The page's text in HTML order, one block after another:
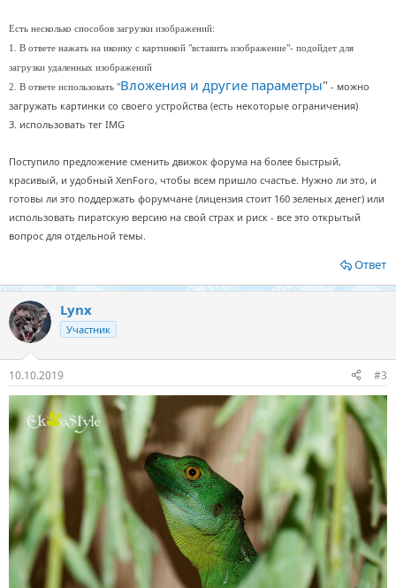
Есть несколько способов загрузки изображений:
1. В ответе нажать на иконку с картинкой "вставить изображение"- подойдет для
загрузки удаленных изображений
2. В ответе использовать "Вложения и другие параметры" - можно
загружать картинки со своего устройства (есть некоторые ограничения)
3. использовать тег IMG
Поступило предложение сменить движок форума на более быстрый,
красивый, и удобный XenForo, чтобы всем пришло счастье. Нужно ли это, и
готовы ли это поддержать форумчане (лицензия стоит 160 зеленых денег) или
использовать пиратскую версию на свой страх и риск - все это открытый
вопрос для отдельной темы.
Ответ
Lynx
Участник
10.10.2019 #3